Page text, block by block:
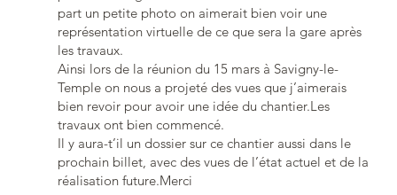
part un petite photo on aimerait bien voir une
représentation virtuelle de ce que sera la gare après
les travaux.
Ainsi lors de la réunion du 15 mars à Savigny-le-
Temple on nous a projeté des vues que j’aimerais
bien revoir pour avoir une idée du chantier.Les
travaux ont bien commencé.
Il y aura-t’il un dossier sur ce chantier aussi dans le
prochain billet, avec des vues de l’état actuel et de la
réalisation future.Merci